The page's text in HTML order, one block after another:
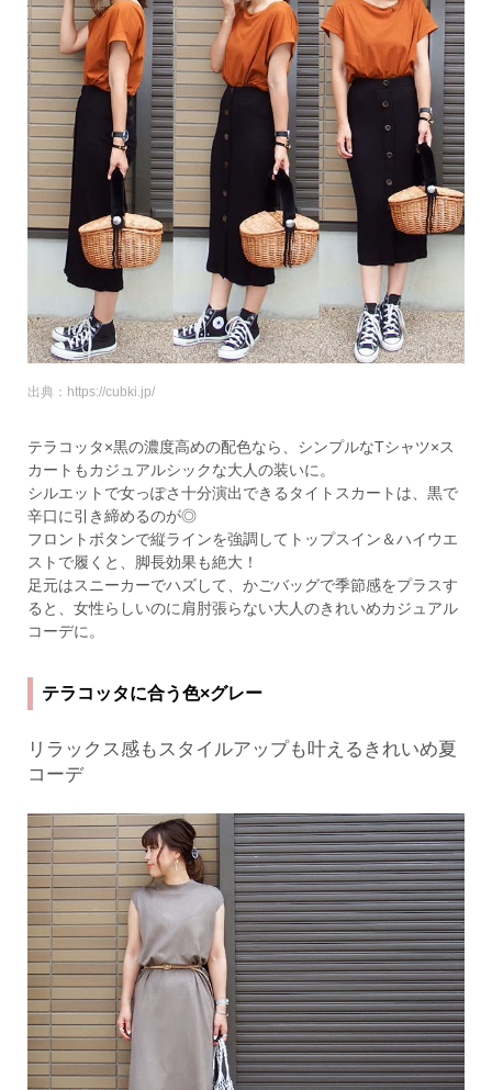
出典：https://cubki.jp/
テラコッタ×黒の濃度高めの配色なら、シンプルなTシャツ×ス
カートもカジュアルシックな大人の装いに。
シルエットで女っぽさ十分演出できるタイトスカートは、黒で
辛口に引き締めるのが◎
フロントボタンで縦ラインを強調してトップスイン＆ハイウエ
ストで履くと、脚長効果も絶大！
足元はスニーカーでハズして、かごバッグで季節感をプラスす
ると、女性らしいのに肩肘張らない大人のきれいめカジュアル
コーデに。
テラコッタに合う色×グレー
リラックス感もスタイルアップも叶えるきれいめ夏
コーデ